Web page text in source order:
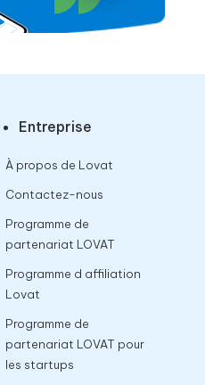
Entreprise
À propos de Lovat
Contactez-nous
Programme de
partenariat LOVAT
Programme d affiliation
Lovat
Programme de
partenariat LOVAT pour
les startups